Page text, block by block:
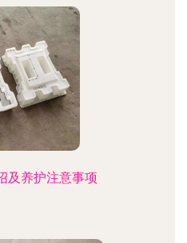
及养护注意事项